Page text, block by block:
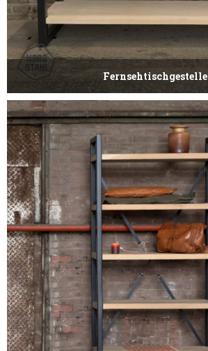
Fernsehtischgestelle